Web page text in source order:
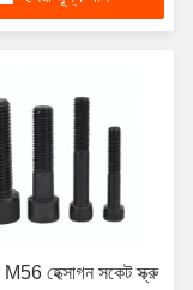
হেক্সাগন সকেট স্ক্রু